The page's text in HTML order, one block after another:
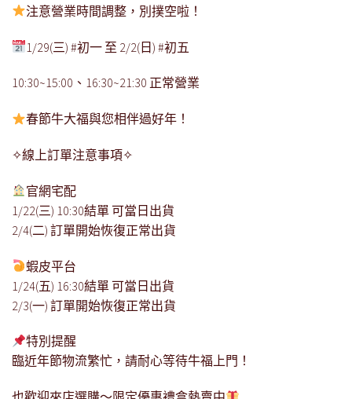
注意營業時間調整，別撲空啦！
1/29(三)#初一 至 2/2(日)#初五
10:30~15:00 、 16:30~21:30 正常營業
春節牛大福與您相伴過好年！
✧線上訂單注意事項✧
官網宅配
1/22(三) 10:30結單 可當日出貨
2/4(二) 訂單開始恢復正常出貨
蝦皮平台
1/24(五) 16:30結單 可當日出貨
2/3(一) 訂單開始恢復正常出貨
特別提醒
臨近年節物流繁忙，請耐心等待牛福上門！